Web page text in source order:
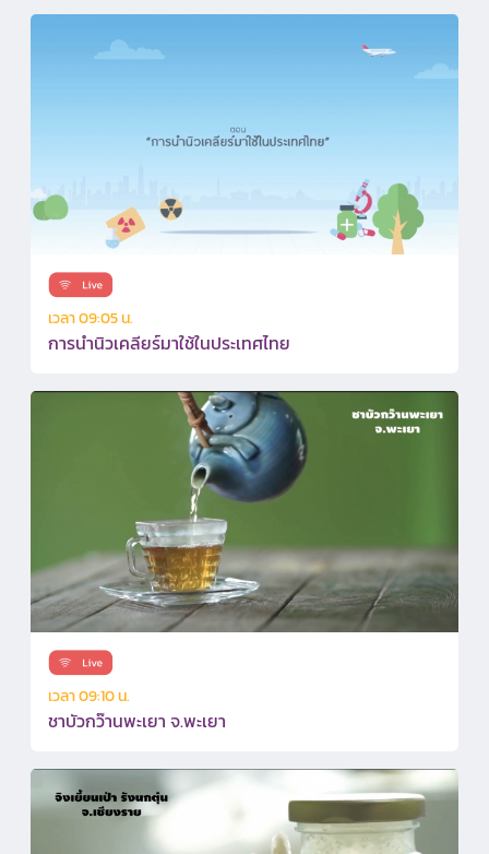
เวลา 09:05 น.
การนำนิวเคลียร์มาใช้ในประเทศไทย
เวลา 09:10 น.
ชาบัวกว๊านพะเยา จ.พะเยา